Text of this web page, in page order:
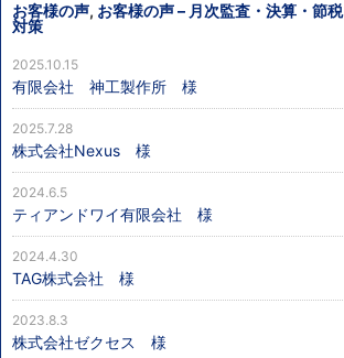
お客様の声, お客様の声 – 月次監査・決算・節税
対策
有限会社 神工製作所 様
2025.10.15
株式会社Nexus 様
2025.7.28
ティアンドワイ有限会社 様
2024.6.5
TAG株式会社 様
2024.4.30
株式会社ゼクセス 様
2023.8.3